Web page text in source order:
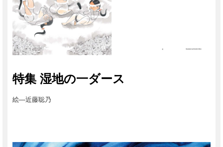
特集 湿地の一ダース
絵―近藤聡乃